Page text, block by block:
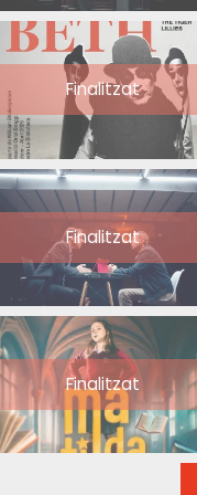
Finalitzat
Finalitzat
Finalitzat